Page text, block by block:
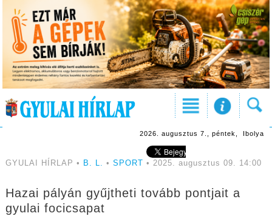
2026. augusztus 7., péntek, Ibolya
GYULAI HÍRLAP • B. L. • SPORT • 2025. augusztus 09. 14:00
Hazai pályán gyűjtheti tovább pontjait a
gyulai focicsapat